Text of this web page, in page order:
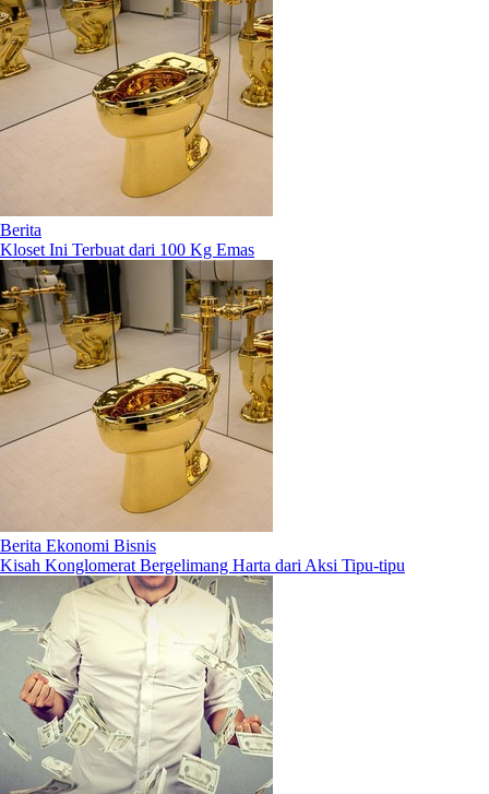
Berita
Kloset Ini Terbuat dari 100 Kg Emas
Berita Ekonomi Bisnis
Kisah Konglomerat Bergelimang Harta dari Aksi Tipu-tipu